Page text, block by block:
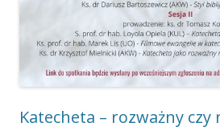
Katecheta – rozważny czy